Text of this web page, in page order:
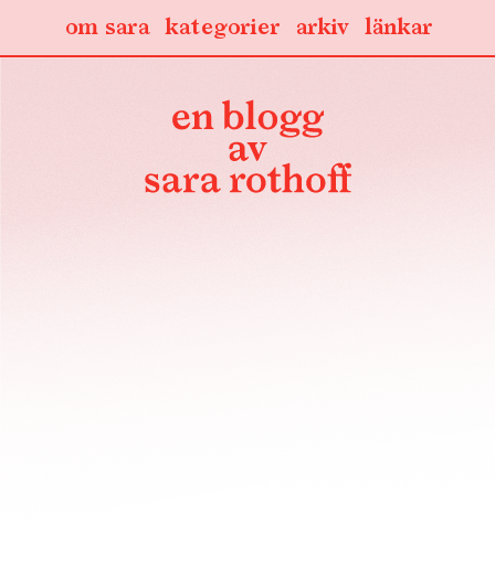
länkar
arkiv
kategorier
om sara